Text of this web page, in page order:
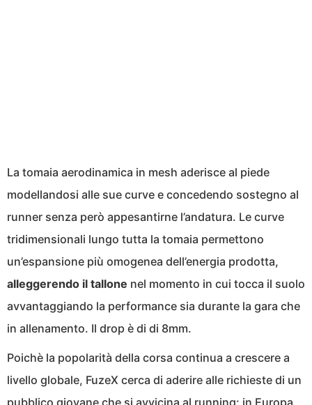
La tomaia aerodinamica in mesh aderisce al piede
modellandosi alle sue curve e concedendo sostegno al
runner senza però appesantirne l’andatura. Le curve
tridimensionali lungo tutta la tomaia permettono
un’espansione più omogenea dell’energia prodotta,
alleggerendo il tallone nel momento in cui tocca il suolo
avvantaggiando la performance sia durante la gara che
in allenamento. Il drop è di di 8mm.
Poichè la popolarità della corsa continua a crescere a
livello globale, FuzeX cerca di aderire alle richieste di un